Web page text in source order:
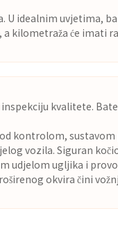
idealnim uvjetima,
kilometraža će imati
kvalitete.
kontrolom,
vozila. Siguran
udjelom ugljika i
okvira čini